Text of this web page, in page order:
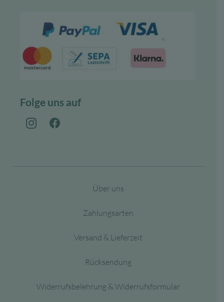
Folge uns auf
Über uns
Zahlungsarten
Versand & Lieferzeit
Rücksendung
Widerrufsbelehrung & Widerrufsformular